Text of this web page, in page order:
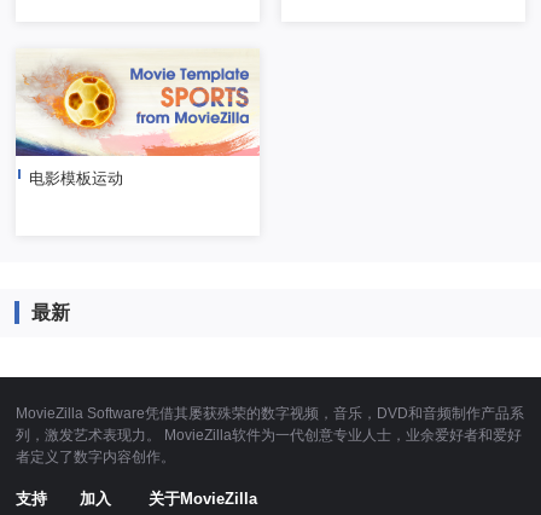
电影模板运动
最新
MovieZilla Software凭借其屡获殊荣的数字视频，音乐，DVD和音频制作产品系
列，激发艺术表现力。 MovieZilla软件为一代创意专业人士，业余爱好者和爱好
者定义了数字内容创作。
支持 加入 关于MovieZilla